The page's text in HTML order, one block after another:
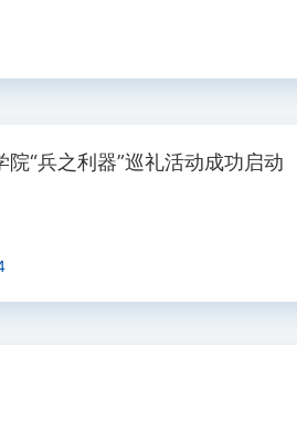
院“兵之利器”巡礼活动成功启动